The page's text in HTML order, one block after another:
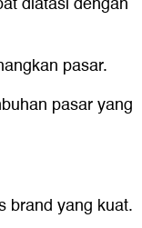
pasar.
pasar yang
brand yang kuat.